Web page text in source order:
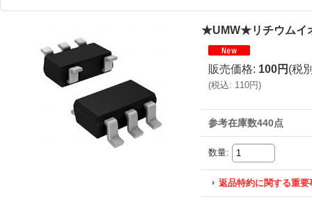
★UMW★リチウムイ
販売価格: 100円 (税
(税込: 110円)
参考在庫数440点
数量:
返品特約に関する重要